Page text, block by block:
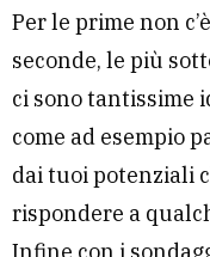
Per le prime non
seconde, le più
ci sono tantissime
come ad esempio
dai tuoi potenziali
rispondere a